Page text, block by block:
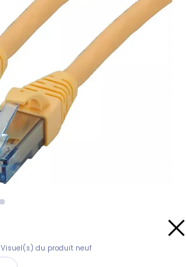
Visuel(s) du produit neuf